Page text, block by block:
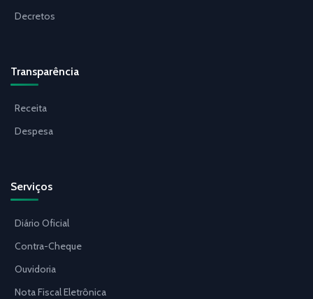
Decretos
Transparência
Receita
Despesa
Serviços
Diário Oficial
Contra-Cheque
Ouvidoria
Nota Fiscal Eletrônica